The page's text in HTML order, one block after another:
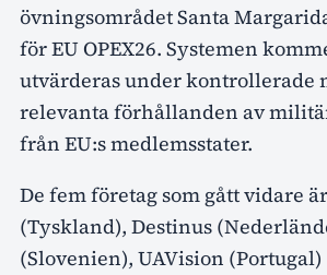
övningsområdet Santa
för EU OPEX26. Systemen
utvärderas under kontrollerade
relevanta förhållanden av
från EU:s medlemsstater.
De fem företag som gått vidare är
(Tyskland), Destinus
(Slovenien), UAVision